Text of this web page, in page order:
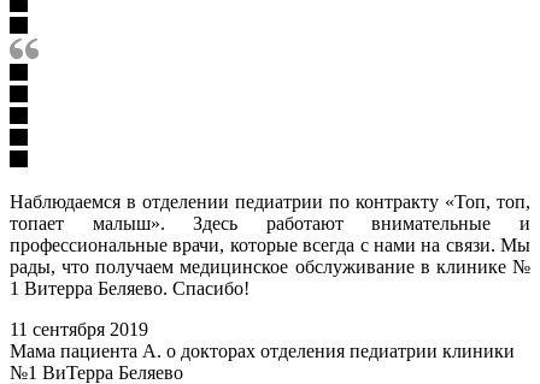
Наблюдаемся в отделении педиатрии по контракту «Топ, топ,
топает малыш». Здесь работают внимательные и
профессиональные врачи, которые всегда с нами на связи. Мы
рады, что получаем медицинское обслуживание в клинике №
1 Витерра Беляево. Спасибо!
11 сентября 2019
Мама пациента А. о докторах отделения педиатрии клиники
№1 ВиТерра Беляево